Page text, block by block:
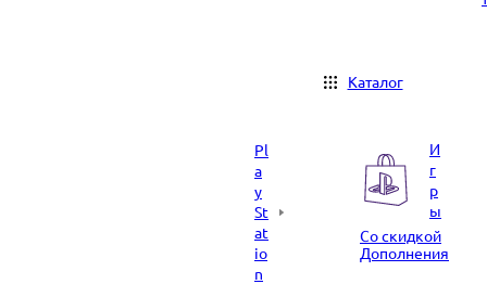
Каталог
Pl
a
y
St
at
io
n
И
г
р
ы
Со скидкой
Дополнения